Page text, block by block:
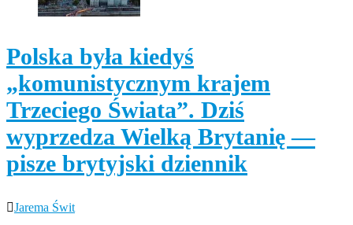
Polska była kiedyś
„komunistycznym krajem
Trzeciego Świata”. Dziś
wyprzedza Wielką Brytanię —
pisze brytyjski dziennik
Jarema Świt